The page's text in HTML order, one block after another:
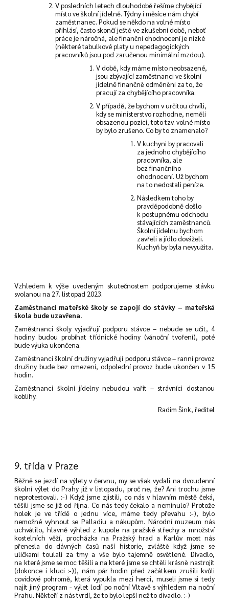
V posledních letech dlouhodobě řešíme chybějící
místo ve školní jídelně. Týdny i měsíce nám chybí
zaměstnanec. Pokud se někdo na volné místo
přihlásí, často skončí ještě ve zkušební době, neboť
práce je náročná, ale finanční ohodnocení je nízké
(některé tabulkové platy u nepedagogických
pracovníků jsou pod zaručenou minimální mzdou).
V době, kdy máme místo neobsazené,
jsou zbývající zaměstnanci ve školní
jídelně finančně odměněni za to, že
pracují za chybějícího pracovníka.
V případě, že bychom v určitou chvíli,
kdy se ministerstvo rozhodne, neměli
obsazenou pozici, toto tzv. volné místo
by bylo zrušeno. Co by to znamenalo?
V kuchyni by pracovali
za jednoho chybějícího
pracovníka, ale
bez finančního
ohodnocení. Už bychom
na to nedostali peníze.
Následkem toho by
pravděpodobně došlo
k postupnému odchodu
stávajících zaměstnanců.
Školní jídelnu bychom
zavřeli a jídlo dováželi.
Kuchyň by byla nevyužita.
Vzhledem k výše uvedeným skutečnostem podporujeme stávku
svolanou na 27. listopad 2023.
Zaměstnanci mateřské školy se zapojí do stávky – mateřská
škola bude uzavřena.
Zaměstnanci školy vyjadřují podporu stávce – nebude se učit, 4
hodiny budou probíhat třídnické hodiny (vánoční tvoření), poté
bude výuka ukončena.
Zaměstnanci školní družiny vyjadřují podporu stávce – ranní provoz
družiny bude bez omezení, odpolední provoz bude ukončen v 15
hodin.
Zaměstnanci školní jídelny nebudou vařit – strávníci dostanou
koblihy.
Radim Šink, ředitel
9. třída v Praze
Běžně se jezdí na výlety v červnu, my se však vydali na dvoudenní
školní výlet do Prahy již v listopadu, proč ne, že? Ani trochu jsme
neprotestovali. :-) Když jsme zjistili, co nás v hlavním městě čeká,
těšili jsme se již od října. Co nás tedy čekalo a neminulo? Protože
holek je ve třídě o jednu více, máme tedy převahu :-), bylo
nemožné vyhnout se Palladiu a nákupům. Národní muzeum nás
uchvátilo, hlavně výhled z kupole na pražské střechy a množství
kostelních věží, procházka na Pražský hrad a Karlův most nás
přenesla do dávných časů naší historie, zvláště když jsme se
uličkami toulali za tmy a vše bylo tajemně osvětlené. Divadlo,
na které jsme se moc těšili a na které jsme se chtěli krásně nastrojit
(dokonce i kluci :-)), nám pár hodin před začátkem zrušili kvůli
covidové pohromě, která vypukla mezi herci, museli jsme si tedy
najít jiný program - výlet lodí po noční Vltavě s výhledem na noční
Prahu. Někteří z nás tvrdí, že to bylo lepší než to divadlo. :-)